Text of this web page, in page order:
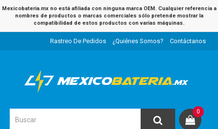
Mexicobateria.mx no está afiliada con ninguna marca OEM. Cualquier referencia a
nombres de productos o marcas comerciales sólo pretende mostrar la
compatibilidad de estos productos con varias máquinas.
Rastreo De Pedidos ¿Quiénes Somos? Contáctanos
0